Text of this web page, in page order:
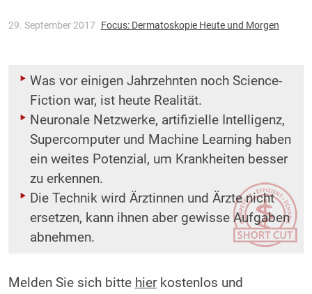
29. September 2017 Focus: Dermatoskopie Heute und Morgen
Was vor einigen Jahrzehnten noch Science-
Fiction war, ist heute Realität.
Neuronale Netzwerke, artifizielle Intelligenz,
Supercomputer und Machine Learning haben
ein weites Potenzial, um Krankheiten besser
zu erkennen.
Die Technik wird Ärztinnen und Ärzte nicht
ersetzen, kann ihnen aber gewisse Aufgaben
abnehmen.
Melden Sie sich bitte hierkostenlos und